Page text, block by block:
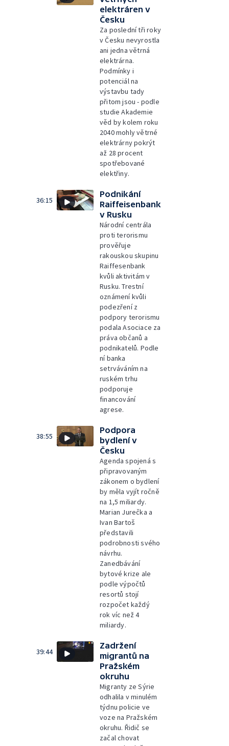
elektráren v
Česku
Za poslední tři roky
v Česku nevyrostla
ani jedna větrná
elektrárna.
Podmínky i
potenciál na
výstavbu tady
přitom jsou - podle
studie Akademie
věd by kolem roku
2040 mohly větrné
elektrárny pokrýt
až 28 procent
spotřebované
elektřiny.
36:15
Podnikání
Raiffeisenbank
v Rusku
Národní centrála
proti terorismu
prověřuje
rakouskou skupinu
Raiffesenbank
kvůli aktivitám v
Rusku. Trestní
oznámení kvůli
podezření z
podpory terorismu
podala Asociace za
práva občanů a
podnikatelů. Podle
ní banka
setrváváním na
ruském trhu
podporuje
financování
agrese.
38:55
Podpora
bydlení v
Česku
Agenda spojená s
připravovaným
zákonem o bydlení
by měla vyjít ročně
na 1,5 miliardy.
Marian Jurečka a
Ivan Bartoš
představili
podrobnosti svého
návrhu.
Zanedbávání
bytové krize ale
podle výpočtů
resortů stojí
rozpočet každý
rok víc než 4
miliardy.
39:44
Zadržení
migrantů na
Pražském
okruhu
Migranty ze Sýrie
odhalila v minulém
týdnu policie ve
voze na Pražském
okruhu. Řidič se
začal chovat